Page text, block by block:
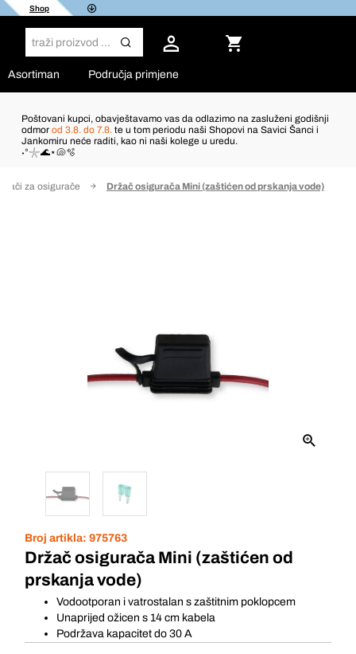
Shop
Asortiman Područja primjene
Poštovani kupci, obavještavamo vas da odlazimo na zasluženi godišnji
odmor od 3.8. do 7.8. te u tom periodu naši Shopovi na Savici Šanci i
Jankomiru neće raditi, kao ni naši kolege u uredu.
˖°𓇼🌊⋆🐚🫧
za osigurače Držač osigurača Mini (zaštićen od prskanja vode)
Broj artikla: 975763
Držač osigurača Mini (zaštićen od
prskanja vode)
Vodootporan i vatrostalan s zaštitnim poklopcem
Unaprijed ožicen s 14 cm kabela
Podržava kapacitet do 30 A